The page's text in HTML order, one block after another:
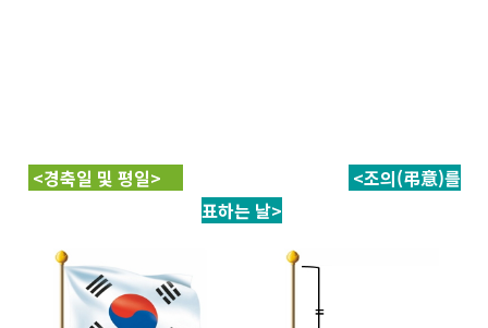
<경축일 및 평일>
<조의(弔意)를
표하는 날>